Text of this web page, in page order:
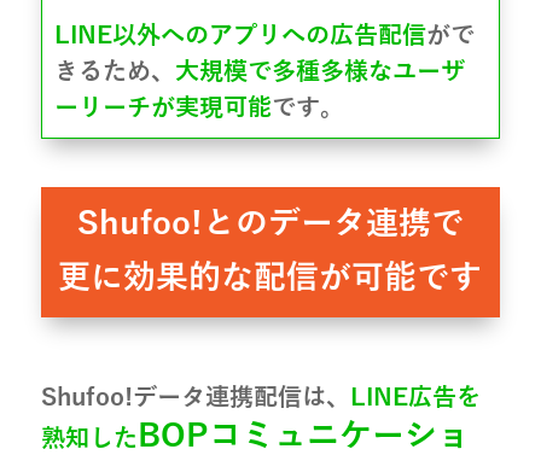
LINE以外へのアプリへの広告配信がで
きるため、 大規模で多種多様なユーザ
ーリーチが実現可能です。
Shufoo!とのデータ連携で
更に効果的な配信が可能です
Shufoo!データ連携配信は、 LINE広告を
熟知した BOPコミュニケーショ